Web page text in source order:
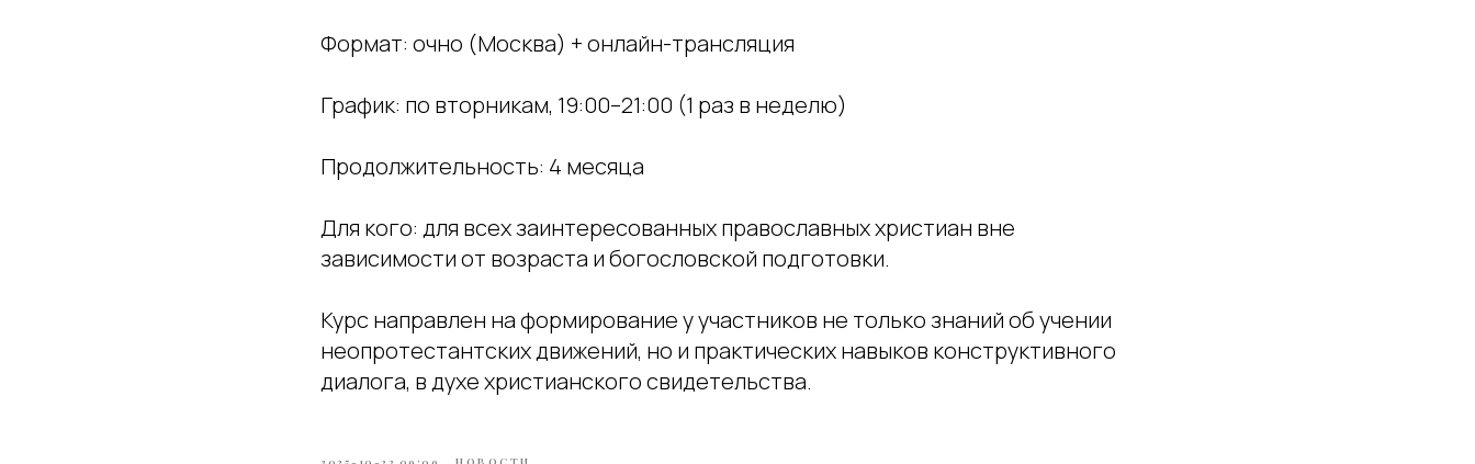
Формат: очно (Москва) + онлайн-трансляция
График: по вторникам, 19:00–21:00 (1 раз в неделю)
Продолжительность: 4 месяца
Для кого: для всех заинтересованных православных христиан вне
зависимости от возраста и богословской подготовки.
Курс направлен на формирование у участников не только знаний об учении
неопротестантских движений, но и практических навыков конструктивного
диалога, в духе христианского свидетельства.